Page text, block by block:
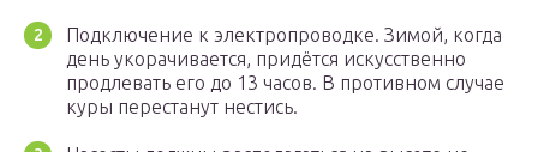
Подключение к электропроводке. Зимой, когда
день укорачивается, придётся искусственно
продлевать его до 13 часов. В противном случае
куры перестанут нестись.